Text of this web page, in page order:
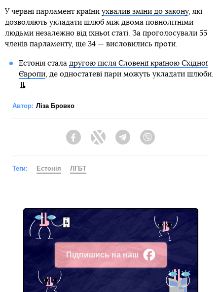
У червні парламент країни ухвалив зміни до закону, які
дозволяють укладати шлюб між двома повнолітніми
людьми незалежно від їхньої статі. За проголосували 55
членів парламенту, ще 34 — висловились проти.
Естонія стала другою після Словенії країною Східної
Європи, де одностатеві пари можуть укладати шлюби.
Автор: Ліза Бровко
FacebookTwitter Telegram
Теги: Естонія ЛГБТ
Підпишись на наш
Facebook